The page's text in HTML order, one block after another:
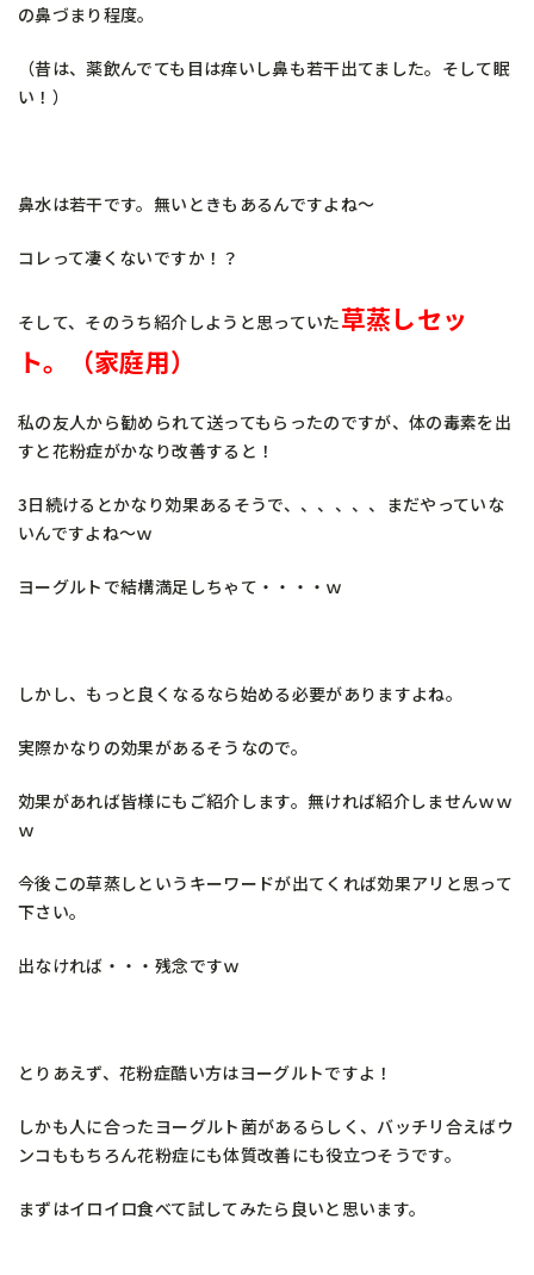
の鼻づまり程度。
（昔は、薬飲んでても目は痒いし鼻も若干出てました。そして眠
い！）
鼻水は若干です。無いときもあるんですよね～
コレって凄くないですか！？
そして、そのうち紹介しようと思っていた草蒸しセッ
ト。（家庭用）
私の友人から勧められて送ってもらったのですが、体の毒素を出
すと花粉症がかなり改善すると！
3日続けるとかなり効果あるそうで、、、、、、まだやっていな
いんですよね～ｗ
ヨーグルトで結構満足しちゃて・・・・ｗ
しかし、もっと良くなるなら始める必要がありますよね。
実際かなりの効果があるそうなので。
効果があれば皆様にもご紹介します。無ければ紹介しませんｗｗ
ｗ
今後この草蒸しというキーワードが出てくれば効果アリと思って
下さい。
出なければ・・・残念ですｗ
とりあえず、花粉症酷い方はヨーグルトですよ！
しかも人に合ったヨーグルト菌があるらしく、バッチリ合えばウ
ンコももちろん花粉症にも体質改善にも役立つそうです。
まずはイロイロ食べて試してみたら良いと思います。